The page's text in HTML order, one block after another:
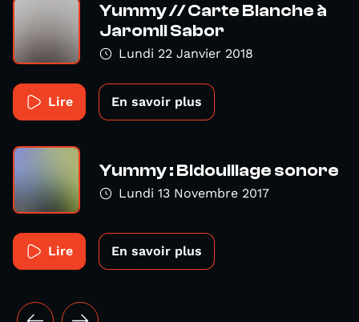
Yummy // Carte Blanche à
Jaromil Sabor
Lundi 22 Janvier 2018
Lire En savoir plus
Yummy : Bidouillage sonore
Lundi 13 Novembre 2017
Lire En savoir plus